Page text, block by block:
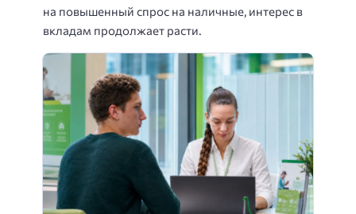
на повышенный спрос на наличные, интерес в
вкладам продолжает расти.